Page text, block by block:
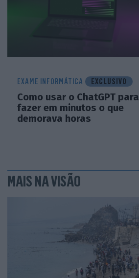
EXAME INFORMÁTICA EXCLUSIVO
Como usar o ChatGPT para
fazer em minutos o que
demorava horas
MAIS NA VISÃO